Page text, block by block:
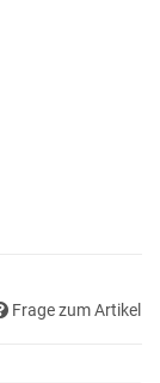
Frage zum Artikel